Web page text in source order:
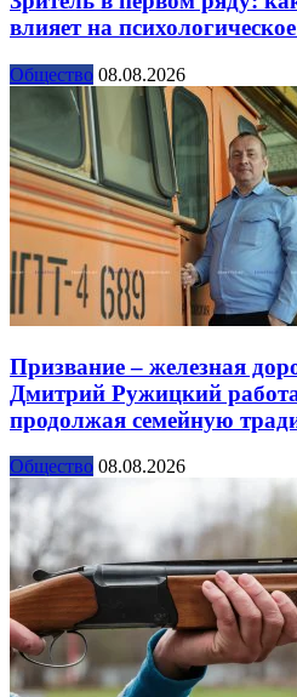
влияет на
Общество 08.08.2026
Призвание – железная
Дмитрий Ружицкий
продолжая семейную
Общество 08.08.2026